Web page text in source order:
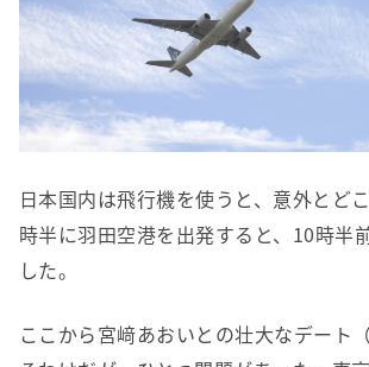
日本国内は飛行機を使うと、意外とど
時半に羽田空港を出発すると、10時半
した。
ここから宮﨑あおいとの壮大なデート